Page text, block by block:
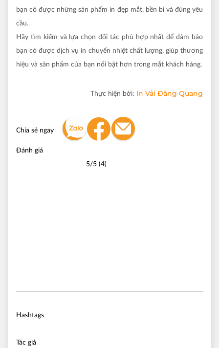
bạn có được những sản phẩm in đẹp mắt, bền bỉ và đúng yêu
cầu.
Hãy tìm kiếm và lựa chọn đối tác phù hợp nhất để đảm bảo
bạn có được dịch vụ in chuyển nhiệt chất lượng, giúp thương
hiệu và sản phẩm của bạn nổi bật hơn trong mắt khách hàng.
Thực hiện bởi: In Vải Đăng Quang
Chia sẻ ngay
Đánh giá
5/5 (4)
Hashtags
Tác giả